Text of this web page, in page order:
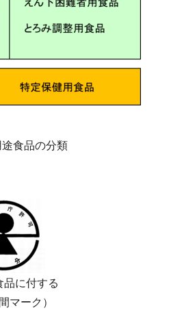
食品の分類
品に付する
マーク）